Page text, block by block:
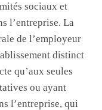
sociaux et
l’entreprise. La
de l’employeur
distinct
qu’aux seules
ou ayant
l’entreprise, qui